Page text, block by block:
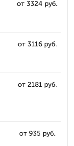
от 3324 руб.
от 3116 руб.
от 2181 руб.
от 935 руб.